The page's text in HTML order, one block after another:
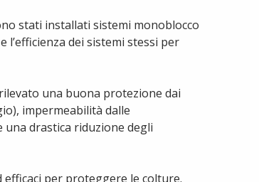
stati installati sistemi monoblocco
l’efficienza dei sistemi stessi per
una buona protezione dai
impermeabilità dalle
una drastica riduzione degli
per proteggere le colture.